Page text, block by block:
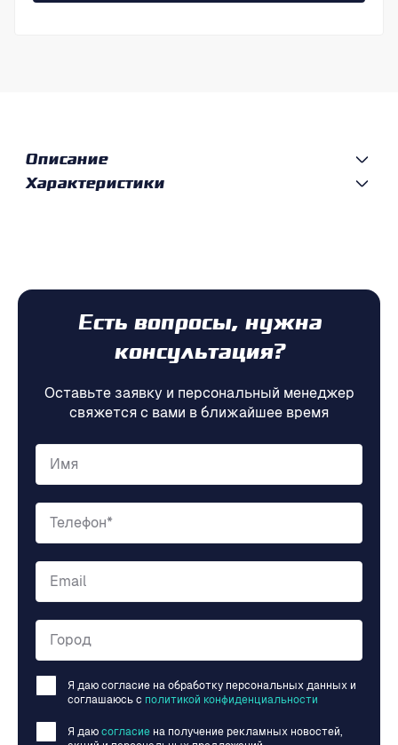
Описание
Характеристики
Есть вопросы, нужна
консультация?
Оставьте заявку и персональный менеджер
свяжется с вами в ближайшее время
Имя
Телефон*
Email
Город
Я даю согласие на обработку персональных данных и
соглашаюсь c политикой конфиденциальности
Я даю согласие на получение рекламных новостей,